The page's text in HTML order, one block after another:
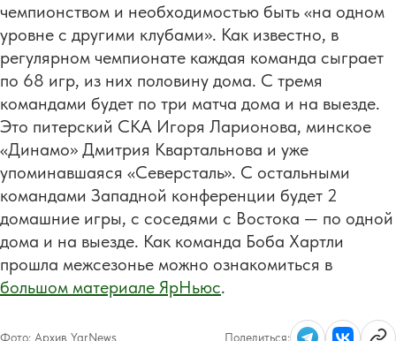
чемпионством и необходимостью быть «на одном
уровне с другими клубами». Как известно, в
регулярном чемпионате каждая команда сыграет
по 68 игр, из них половину дома. С тремя
командами будет по три матча дома и на выезде.
Это питерский СКА Игоря Ларионова, минское
«Динамо» Дмитрия Квартальнова и уже
упоминавшаяся «Северсталь». С остальными
командами Западной конференции будет 2
домашние игры, с соседями с Востока — по одной
дома и на выезде. Как команда Боба Хартли
прошла межсезонье можно ознакомиться в
большом материале ЯрНьюс.
Фото: Архив YarNews Поделиться: